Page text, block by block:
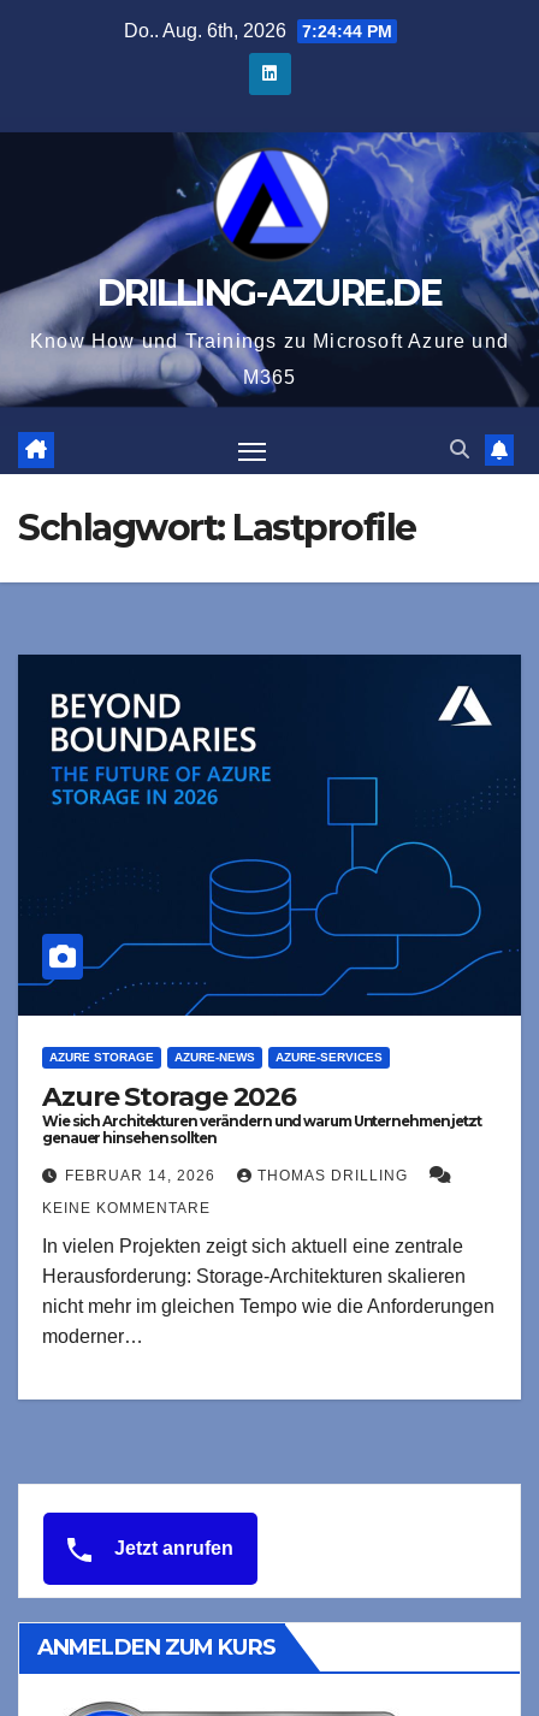
Do.. Aug. 6th, 2026 7:24:45 PM
DRILLING-AZURE.DE
Know How und Trainings zu Microsoft Azure und
M365
Schlagwort: Lastprofile
AZURE STORAGE AZURE-NEWS AZURE-SERVICES
Azure Storage 2026
Wie sich Architekturen verändern und warum Unternehmen jetzt
genauer hinsehen sollten
FEBRUAR 14, 2026
THOMAS DRILLING
KEINE KOMMENTARE
In vielen Projekten zeigt sich aktuell eine zentrale
Herausforderung: Storage-Architekturen skalieren
nicht mehr im gleichen Tempo wie die Anforderungen
moderner…
Jetzt anrufen
ANMELDEN ZUM KURS